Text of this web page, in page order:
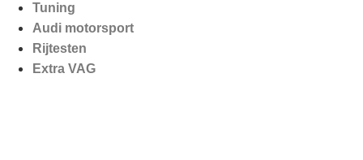
Tuning
Audi motorsport
Rijtesten
Extra VAG